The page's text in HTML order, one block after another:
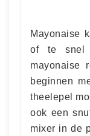
Mayonaise
of te snel
mayonaise
beginnen
theelepel
ook een
mixer in de